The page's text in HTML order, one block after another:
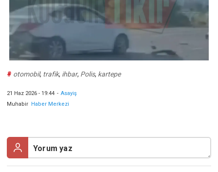
# otomobil, trafik, ihbar, Polis, kartepe
21 Haz 2026 - 19:44 - Asayiş
Muhabir Haber Merkezi